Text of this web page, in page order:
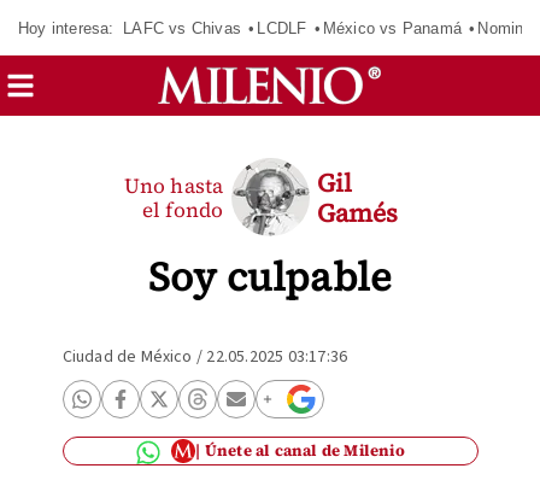
Hoy interesa: LAFC vs Chivas LCDLF México vs Panamá
Soy culpable
Uno hasta
el fondo
Gil
Gamés
Ciudad de México / 22.05.2025 03:17:36
Únete al canal de Milenio